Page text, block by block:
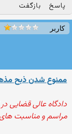
پاسخ بازگفت
کاربر
ممنوع شدن ذبح
دادگاه عالی قضایی
مراسم و مناسبت های